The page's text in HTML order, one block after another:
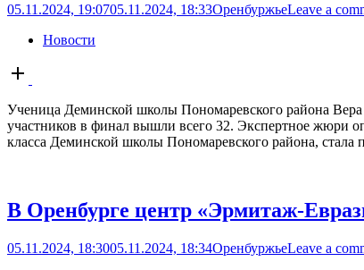
05.11.2024, 19:0705.11.2024, 18:33ОренбуржьеLeave a
Новости
Open
post
Ученица Деминской школы Пономаревского района Вера
участников в финал вышли всего 32. Экспертное жюри
класса Деминской школы Пономаревского района, стала
В Оренбурге центр «Эрмитаж-
05.11.2024, 18:3005.11.2024, 18:34ОренбуржьеLeave a